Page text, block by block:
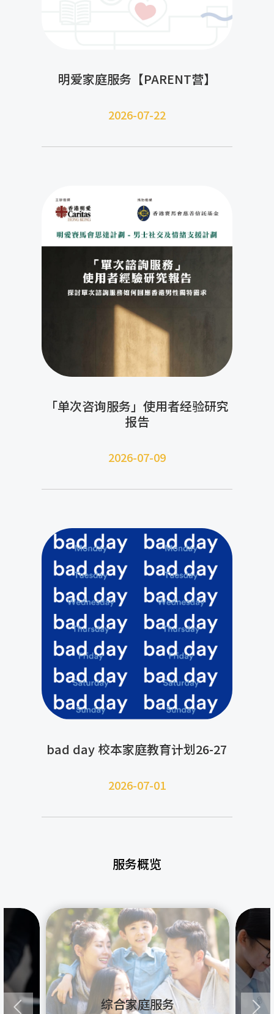
明爱家庭服务【PARENT营】
2026-07-22
「单次咨询服务」使用者经验研究
报告
2026-07-09
bad day 校本家庭教育计划26-27
2026-07-01
服务概览
综合家庭服务